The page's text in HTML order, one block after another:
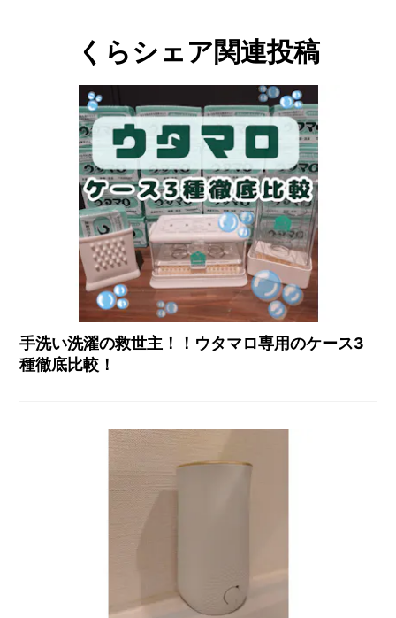
くらシェア関連投稿
手洗い洗濯の救世主！！ウタマロ専用のケース3
種徹底比較！